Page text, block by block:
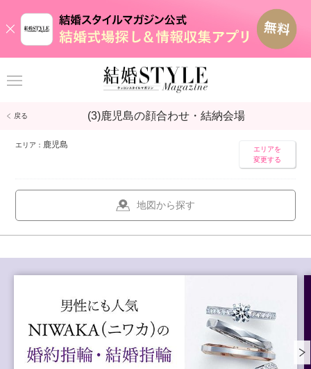
戻る (3)鹿児島の顔合わせ・結納会場
エリア： 鹿児島
エリアを
変更する
地図から探す